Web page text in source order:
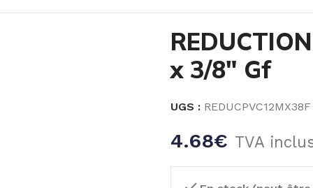
x 3/8″ Gf
UGS : REDUCPVC12MX38F
4.68€ TVA